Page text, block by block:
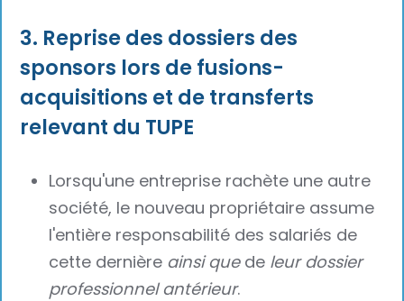
3. Reprise des dossiers des
sponsors lors de fusions-
acquisitions et de transferts
relevant du TUPE
Lorsqu'une entreprise rachète une autre
société, le nouveau propriétaire assume
l'entière responsabilité des salariés de
cette dernière ainsi quede leur dossier
professionnel antérieur.